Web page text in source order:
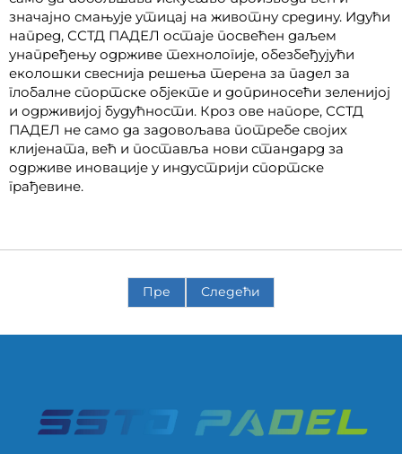
значајно смањује утицај на животну средину. Идући
напред, ССТД ПАДЕЛ остаје посвећен даљем
унапређењу одрживе технологије, обезбеђујући
еколошки свеснија решења терена за падел за
глобалне спортске објекте и доприносећи зеленијој
и одрживијој будућности. Кроз ове напоре, ССТД
ПАДЕЛ не само да задовољава потребе својих
клијената, већ и поставља нови стандард за
одрживе иновације у индустрији спортске
грађевине.
Пре Следећи